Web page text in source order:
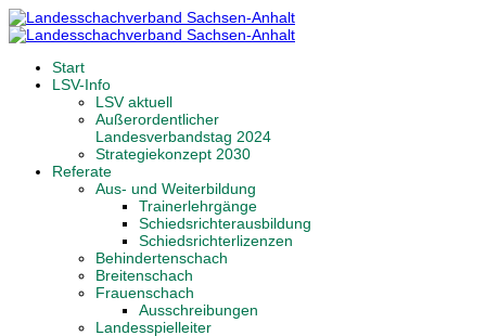
Start
LSV-Info
LSV aktuell
Außerordentlicher
Landesverbandstag 2024
Strategiekonzept 2030
Referate
Aus- und Weiterbildung
Trainerlehrgänge
Schiedsrichterausbildung
Schiedsrichterlizenzen
Behindertenschach
Breitenschach
Frauenschach
Ausschreibungen
Landesspielleiter